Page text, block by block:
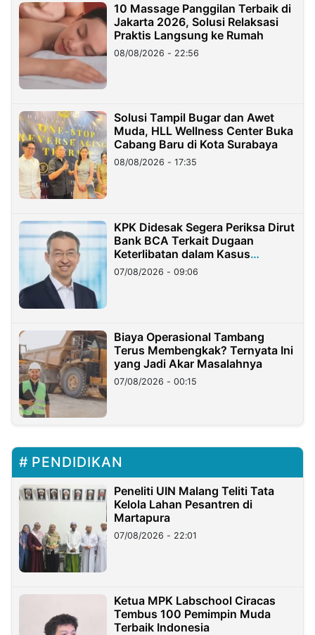
10 Massage Panggilan Terbaik di
Jakarta 2026, Solusi Relaksasi
Praktis Langsung ke Rumah
08/08/2026 - 22:56
Solusi Tampil Bugar dan Awet
Muda, HLL Wellness Center Buka
Cabang Baru di Kota Surabaya
08/08/2026 - 17:35
KPK Didesak Segera Periksa Dirut
Bank BCA Terkait Dugaan
Keterlibatan dalam Kasus
Hilangnya Dana Nasabah Rp2,58
Miliar
07/08/2026 - 09:06
Biaya Operasional Tambang
Terus Membengkak? Ternyata Ini
yang Jadi Akar Masalahnya
07/08/2026 - 00:15
PENDIDIKAN
Peneliti UIN Malang Teliti Tata
Kelola Lahan Pesantren di
Martapura
07/08/2026 - 22:01
Ketua MPK Labschool Ciracas
Tembus 100 Pemimpin Muda
Terbaik Indonesia